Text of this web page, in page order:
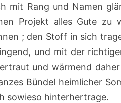
mit Rang und Namen
Projekt alles Gute zu
; den Stoff in sich
und mit der
und wärmend
Bündel heimlicher
sowieso hinterhertrage.